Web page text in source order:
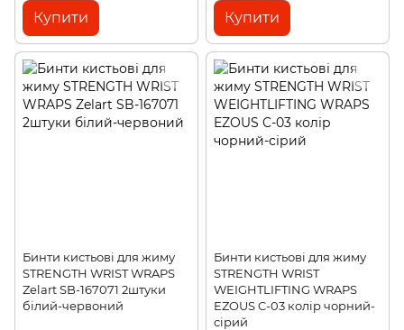
Купити Купити
Бинти кистьові для жиму
STRENGTH WRIST WRAPS
Zelart SB-167071 2штуки
білий-червоний
Бинти кистьові для жиму
STRENGTH WRIST
WEIGHTLIFTING WRAPS
EZOUS C-03 колір чорний-
сірий